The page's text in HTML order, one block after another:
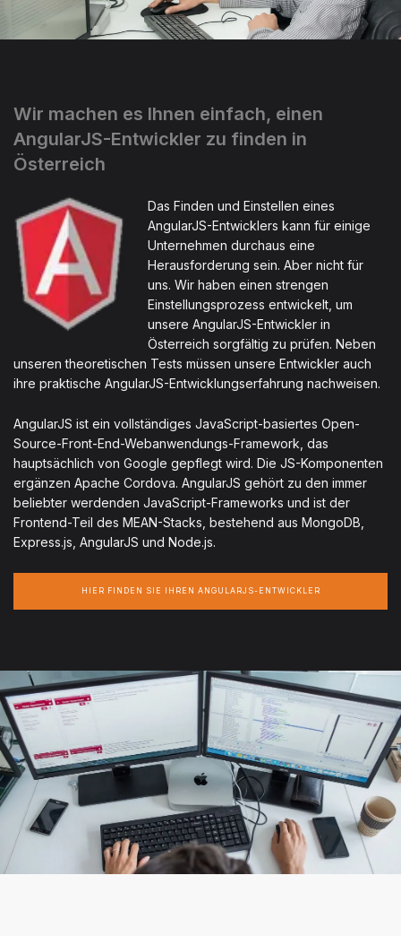
Wir machen es Ihnen einfach, einen
AngularJS-Entwickler zu finden in
Österreich
Das Finden und Einstellen eines
AngularJS-Entwicklers kann für einige
Unternehmen durchaus eine
Herausforderung sein. Aber nicht für
uns. Wir haben einen strengen
Einstellungsprozess entwickelt, um
unsere AngularJS-Entwickler in
Österreich sorgfältig zu prüfen. Neben
unseren theoretischen Tests müssen unsere Entwickler auch
ihre praktische AngularJS-Entwicklungserfahrung nachweisen.
AngularJS ist ein vollständiges JavaScript-basiertes Open-
Source-Front-End-Webanwendungs-Framework, das
hauptsächlich von Google gepflegt wird. Die JS-Komponenten
ergänzen Apache Cordova. AngularJS gehört zu den immer
beliebter werdenden JavaScript-Frameworks und ist der
Frontend-Teil des MEAN-Stacks, bestehend aus MongoDB,
Express.js, AngularJS und Node.js.
HIER FINDEN SIE IHREN ANGULARJS-ENTWICKLER